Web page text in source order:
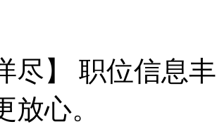
尽】 职位信息
放心。